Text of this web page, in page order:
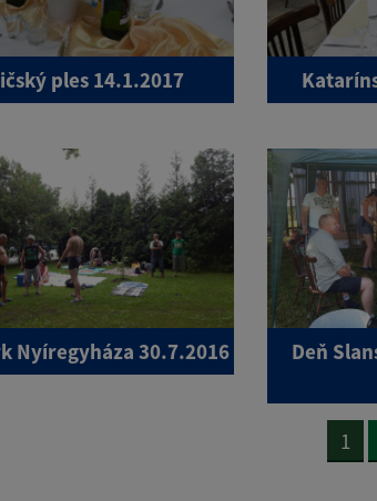
ples 14.1.2017
Nyíregyháza 30.7.2016
Deň
1